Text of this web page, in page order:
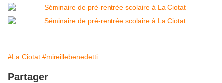
#La Ciotat #mireillebenedetti
Partager